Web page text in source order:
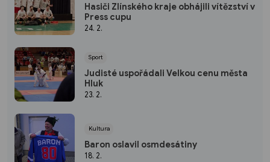
Hasiči Zlínského kraje obhájili vítězství v
Press cupu
24. 2.
Sport
Judisté uspořádali Velkou cenu města
Hluk
23. 2.
Kultura
Baron oslavil osmdesátiny
18. 2.